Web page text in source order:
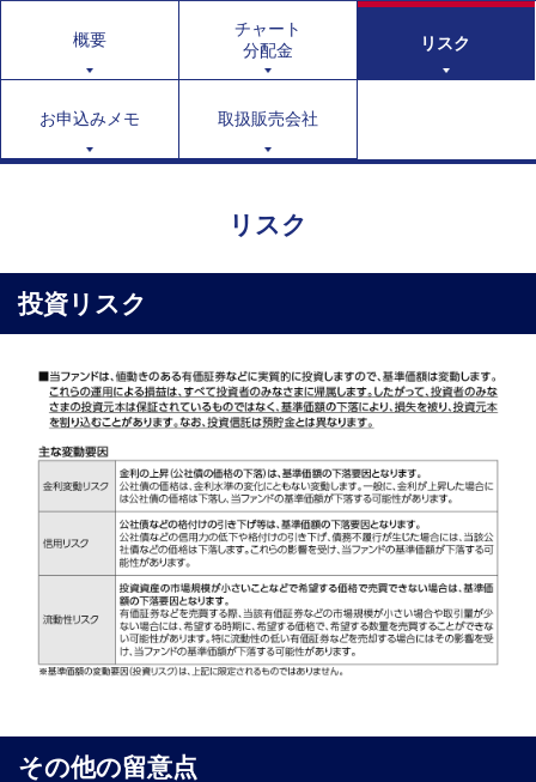
概要
チャート
分配金
リスク
お申込みメモ 取扱販売会社
リスク
投資リスク
その他の留意点